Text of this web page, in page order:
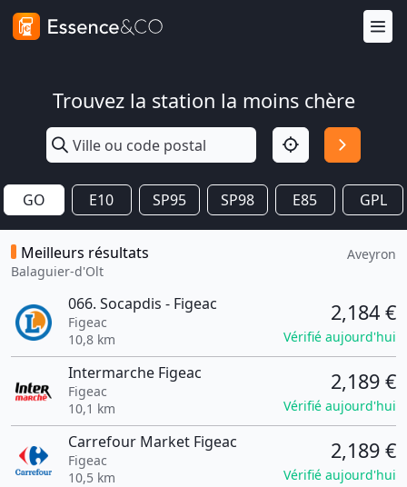
Trouvez la station la moins chère
GO E10 SP95 SP98 E85 GPL
Meilleurs résultats
Balaguier-d'Olt
Aveyron
066. Socapdis - Figeac
Figeac
10,8 km
2,184 €
Vérifié aujourd'hui
Intermarche Figeac
Figeac
10,1 km
2,189 €
Vérifié aujourd'hui
Carrefour Market Figeac
Figeac
10,5 km
2,189 €
Vérifié aujourd'hui